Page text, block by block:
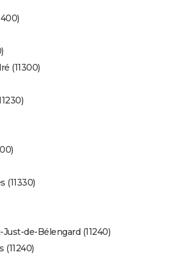
(11300)
(11330)
de-Bélengard (11240)
(11240)